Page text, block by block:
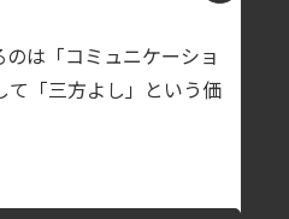
は「コミュニケーショ
て「三方よし」という価